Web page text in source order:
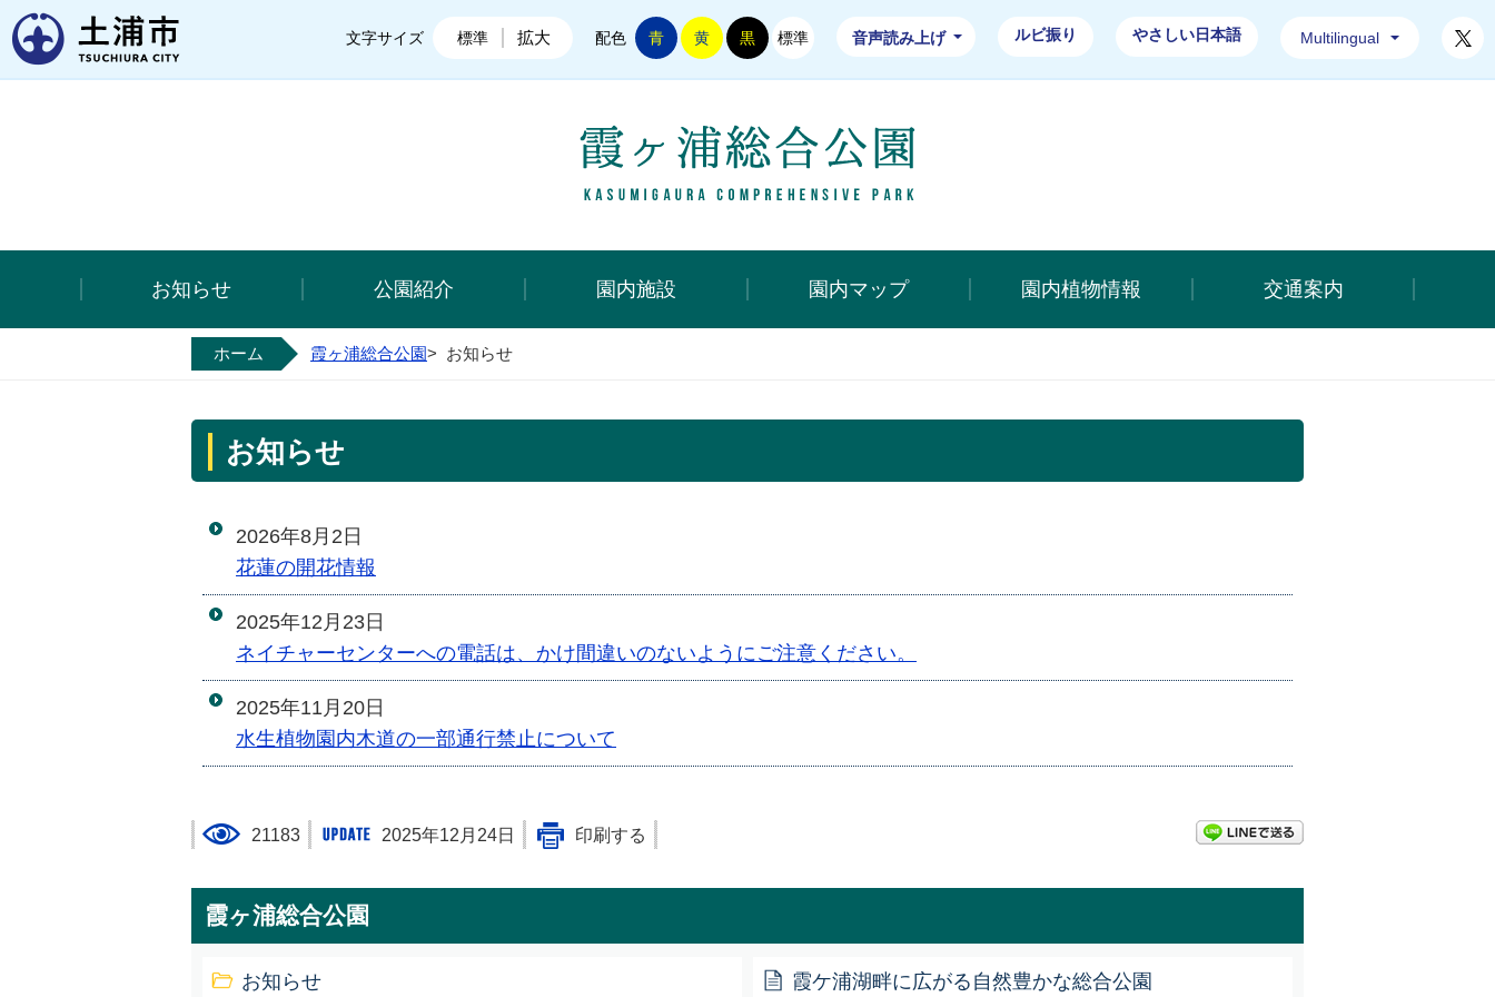
文字サイズ 標準 拡大 配色 青 黄 黒 標準 音声読み上げ ルビ振り やさしい日本語 Multilingual
お知らせ 公園紹介 園内施設 園内マップ 園内植物情報 交通案内
ホーム 霞ヶ浦総合公園> お知らせ
お知らせ
2026年8月2日
花蓮の開花情報
2025年12月23日
ネイチャーセンターへの電話は、かけ間違いのないようにご注意ください。
2025年11月20日
水生植物園内木道の一部通行禁止について
21183 2025年12月24日 印刷する
霞ヶ浦総合公園
お知らせ 霞ケ浦湖畔に広がる自然豊かな総合公園